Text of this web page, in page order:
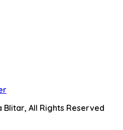
All Rights Reserved